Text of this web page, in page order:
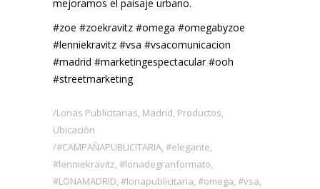
mejoramos el paisaje urbano.
#zoe #zoekravitz #omega #omegabyzoe
#lenniekravitz #vsa #vsacomunicacion
#madrid #marketingespectacular #ooh
#streetmarketing
Lonas Publicitarias, Madrid, Productos,
Ubicación
#CAMPAÑAPUBLICITARIA, #elegante,
#lenniekravitz, #lonadegranformato,
#LONAMADRID, #lonapublicitaria, #omega, #vsa,